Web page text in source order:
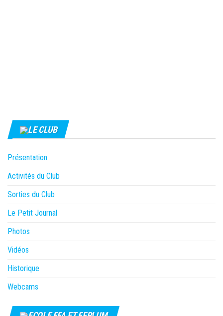
LE CLUB
Présentation
Activités du Club
Sorties du Club
Le Petit Journal
Photos
Vidéos
Historique
Webcams